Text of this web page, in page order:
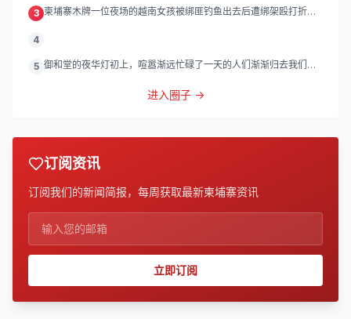
3 柬埔寨木牌一位夜场的越南女孩被绑匪钓鱼出去后遭绑架殴打折
4
5 御和堂的夜华灯初上，喧嚣渐远忙碌了一天的人们渐渐归去我们的
进入圈子 →
订阅资讯
订阅我们的新闻简报，每周获取最新柬埔寨资讯
立即订阅